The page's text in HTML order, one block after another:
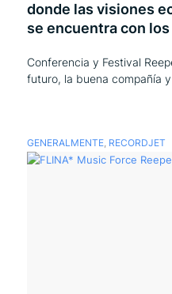
donde las visiones
se encuentra con
Conferencia y Festival
futuro, la buena compañía
GENERALMENTE, RECORDJET